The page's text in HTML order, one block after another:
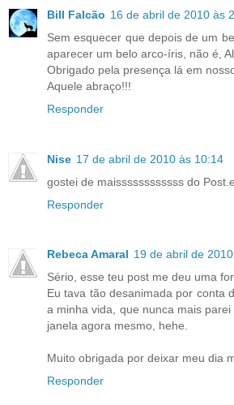
Bill Falcão 16 de abril de 2010 às
Sem esquecer que depois de um
aparecer um belo arco-íris, não é,
Obrigado pela presença lá em
Aquele abraço!!!
Responder
Nise 17 de abril de 2010 às 10:14
gostei de maissssssssssss do
Responder
Rebeca Amaral 19 de abril de
Sério, esse teu post me deu uma
Eu tava tão desanimada por conta
a minha vida, que nunca mais
janela agora mesmo, hehe.
Muito obrigada por deixar meu dia
Responder